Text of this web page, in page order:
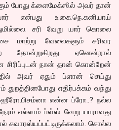
போது க்ளைமேக்ஸில் அவர் தான்
என்பது உ.கை.நெ.கனியாய்
சரி வேறு யார் கொலை
மாற்று வேலைகளும் சரிவர
தோன்றுகிறது. ஏனென்றால்
நான் தான் கொன்றேன்
அவர் ஏதும் ப்ளான் செய்து
எதிர்பக்கம் வந்து
ஹீரோயிசம்னா என்ன ப்ரோ..? நல்ல
எல்லாம் ப்ள்ஸ். வேறு யாராவது
சுவாரஸ்யப்பட்டிருக்கலாம். சொல்ல